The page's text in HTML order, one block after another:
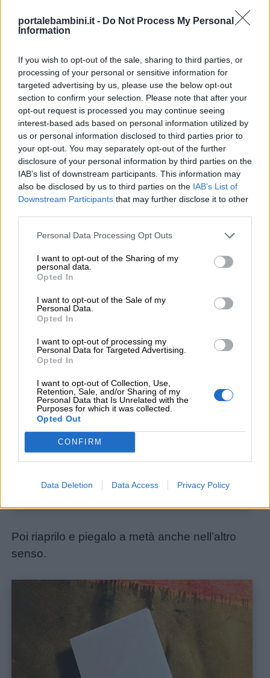
portalebambini.it - Do Not Process My Personal
Information
If you wish to opt-out of the sale, sharing to third parties, or
processing of your personal or sensitive information for
targeted advertising by us, please use the below opt-out
section to confirm your selection. Please note that after your
opt-out request is processed you may continue seeing
interest-based ads based on personal information utilized by
us or personal information disclosed to third parties prior to
your opt-out. You may separately opt-out of the further
disclosure of your personal information by third parties on the
IAB’s list of downstream participants. This information may
also be disclosed by us to third parties on the IAB’s List of
Downstream Participants that may further disclose it to other
Personal Data Processing Opt Outs
I want to opt-out of the Sharing of my
personal data.
Opted In
I want to opt-out of the Sale of my
Personal Data.
Opted In
I want to opt-out of processing my
Personal Data for Targeted Advertising.
Opted In
I want to opt-out of Collection, Use,
Retention, Sale, and/or Sharing of my
Personal Data that Is Unrelated with the
Purposes for which it was collected.
Opted Out
CONFIRM
Data Deletion Data Access Privacy Policy
Piega il quadrato così ottenuto a metà:
Poi riaprilo e piegalo a metà anche nell’altro
senso.